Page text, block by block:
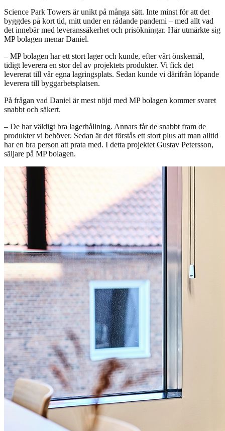
Science Park Towers är unikt på många sätt. Inte minst för att det
byggdes på kort tid, mitt under en rådande pandemi – med allt vad
det innebär med leveranssäkerhet och prisökningar. Här utmärkte sig
MP bolagen menar Daniel.
– MP bolagen har ett stort lager och kunde, efter vårt önskemål,
tidigt leverera en stor del av projektets produkter. Vi fick det
levererat till vår egna lagringsplats. Sedan kunde vi därifrån löpande
leverera till byggarbetsplatsen.
På frågan vad Daniel är mest nöjd med MP bolagen kommer svaret
snabbt och säkert.
– De har väldigt bra lagerhållning. Annars får de snabbt fram de
produkter vi behöver. Sedan är det förstås ett stort plus att man alltid
har en bra person att prata med. I detta projektet Gustav Petersson,
säljare på MP bolagen.